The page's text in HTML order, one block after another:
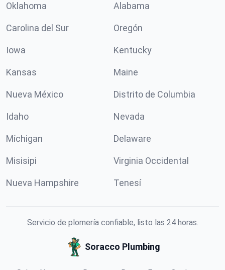
Oklahoma Alabama
Carolina del Sur Oregón
Iowa Kentucky
Kansas Maine
Nueva México Distrito de Columbia
Idaho Nevada
Míchigan Delaware
Misisipi Virginia Occidental
Nueva Hampshire Tenesí
Servicio de plomería confiable, listo las 24 horas.
Soracco Plumbing